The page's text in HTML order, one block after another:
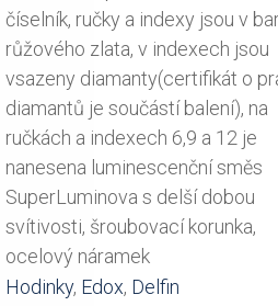
číselník, ručky a indexy jsou v
růžového zlata, v indexech jsou
vsazeny diamanty(certifikát o
diamantů je součástí balení), na
ručkách a indexech 6,9 a 12 je
nanesena luminescenční směs
SuperLuminova s delší dobou
svítivosti, šroubovací korunka,
ocelový náramek
Hodinky, Edox, Delfin